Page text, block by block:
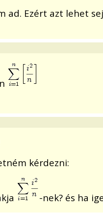
ad. Ezért azt lehet
kérdezni:
-nek? és ha